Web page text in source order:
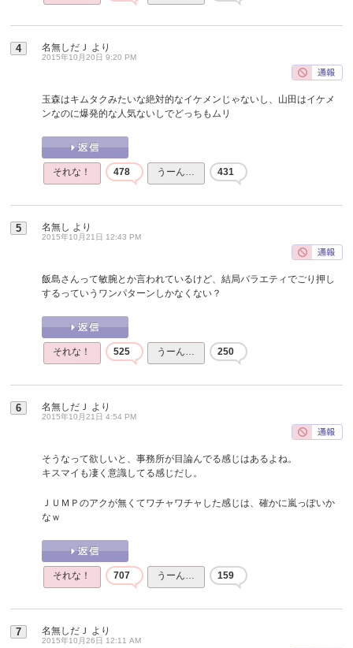
4 名無しだＪ より
2015年10月20日 9:20 PM
玉森はキムタクみたいな絶対的なイケメンじゃないし、山田はイケメ
ンなのに爆発的な人気ないしでどっちもムリ
それな！ 478 うーん… 431
5 名無し より
2015年10月21日 12:43 PM
飯島さんって敏腕とか言われているけど、結局バラエティでごり押し
するっていうワンパターンしかなくない？
それな！ 525 うーん… 250
6 名無しだＪ より
2015年10月21日 4:54 PM
そうなって欲しいと、事務所が目論んでる感じはあるよね。
キスマイも凄く意識してる感じだし。
ＪＵＭＰのアクが無くてワチャワチャした感じは、確かに嵐っぽいか
なｗ
それな！ 707 うーん… 159
7 名無しだＪ より
2015年10月26日 12:11 AM